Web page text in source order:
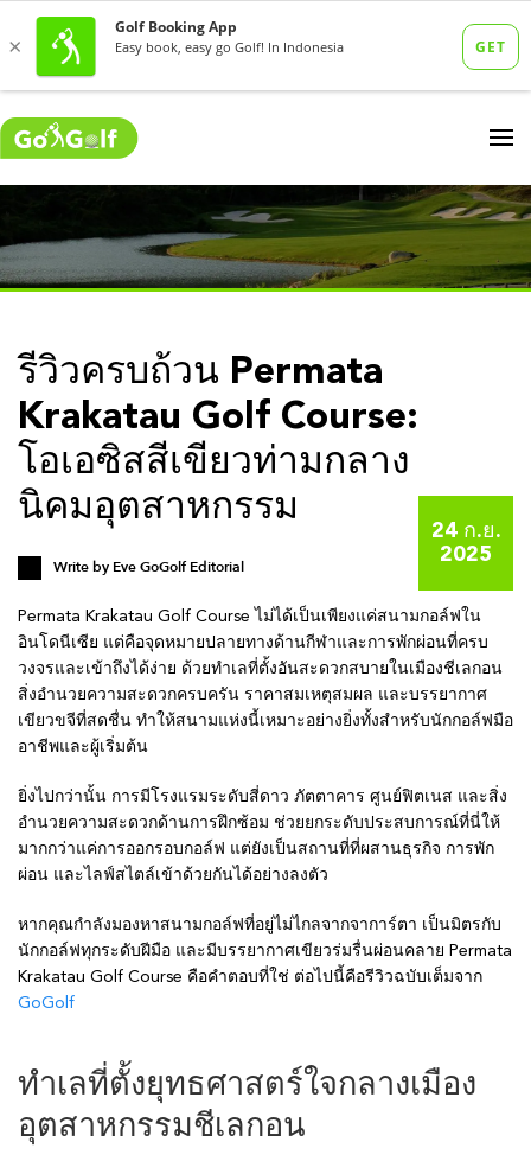
รีวิวครบถ้วน Permata
Krakatau Golf Course:
โอเอซิสสีเขียวท่ามกลาง
นิคมอุตสาหกรรม
24 ก.ย.
2025
Write by Eve GoGolf Editorial
Permata Krakatau Golf Course ไม่ได้เป็นเพียงแค่สนามกอล์ฟใน
อินโดนีเซีย แต่คือจุดหมายปลายทางด้านกีฬาและการพักผ่อนที่ครบ
วงจรและเข้าถึงได้ง่าย ด้วยทำเลที่ตั้งอันสะดวกสบายในเมืองชีเลกอน
สิ่งอำนวยความสะดวกครบครัน ราคาสมเหตุสมผล และบรรยากาศ
เขียวขจีที่สดชื่น ทำให้สนามแห่งนี้เหมาะอย่างยิ่งทั้งสำหรับนักกอล์ฟมือ
อาชีพและผู้เริ่มต้น
ยิ่งไปกว่านั้น การมีโรงแรมระดับสี่ดาว ภัตตาคาร ศูนย์ฟิตเนส และสิ่ง
อำนวยความสะดวกด้านการฝึกซ้อม ช่วยยกระดับประสบการณ์ที่นี่ให้
มากกว่าแค่การออกรอบกอล์ฟ แต่ยังเป็นสถานที่ที่ผสานธุรกิจ การพัก
ผ่อน และไลฟ์สไตล์เข้าด้วยกันได้อย่างลงตัว
หากคุณกำลังมองหาสนามกอล์ฟที่อยู่ไม่ไกลจากจาการ์ตา เป็นมิตรกับ
นักกอล์ฟทุกระดับฝีมือ และมีบรรยากาศเขียวร่มรื่นผ่อนคลาย Permata
Krakatau Golf Course คือคำตอบที่ใช่ ต่อไปนี้คือรีวิวฉบับเต็มจาก
GoGolf
ทำเลที่ตั้งยุทธศาสตร์ใจกลางเมือง
อุตสาหกรรมชีเลกอน